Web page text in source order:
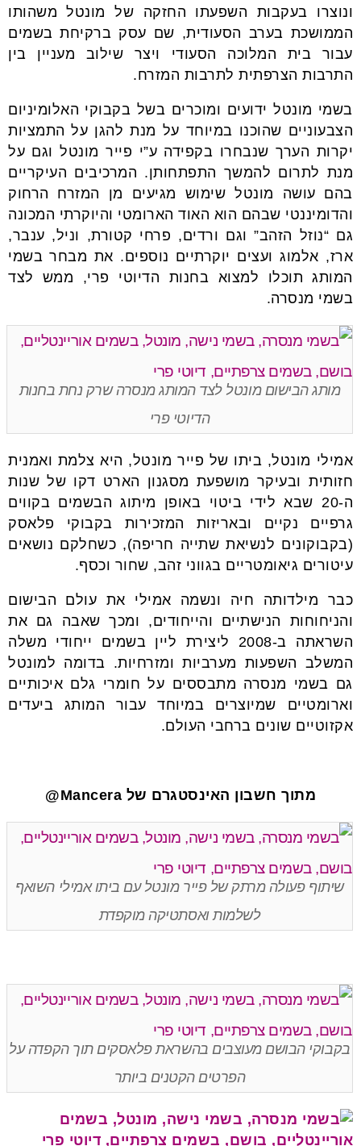
ונוצרו בעקבות השפעתו החזקה של מונטל משהותו
הממושכת בערב הסעודית, שם עסק ברקיחת בשמים
עבור בית המלוכה הסעודי ויצר שילוב מעניין בין
התרבות הצרפתית לתרבות המזרח.
בשמי מונטל ידועים ומוכרים בשל בקבוקי האלומיניום
הצבעוניים שהוכנו במיוחד על מנת להגן על התמציות
יקרות הערך שנבחרו בקפידה ע”י פייר מונטל וגם על
מנת לתרום להמשך התפתחותן. המרכיבים העיקריים
בהם עושה מונטל שימוש מגיעים מן המזרח הרחוק
והדומיננטי שבהם הוא האוד הארומטי והיוקרתי המכונה
גם “נוזל הזהב” וגם ורדים, פרחי קטורת, וניל, ענבר,
ארז, אלמוג ועצים יוקרתיים נוספים. את מבחר בשמי
המותג תוכלו למצוא בחנות הדיוטי פרי, ממש לצד
בשמי מנסרה.
מותג הבישום מונטל לצד המותג מנסרה שרק נחת בחנות
הדיוטי פרי
אמילי מונטל, ביתו של פייר מונטל, היא צלמת ואמנית
חזותית ובעיקר מושפעת מסגנון הארט דקו של שנות
ה-20 שבא לידי ביטוי באופן מיתוג הבשמים בקווים
גרפיים נקיים ובאריזות המזכירות בקבוקי פלאסק
(בקבוקונים לנשיאת שתייה חריפה), כשחלקם נושאים
עיטורים גיאומטריים בגווני זהב, שחור וכסף.
כבר מילדותה חיה ונשמה אמילי את עולם הבישום
והניחוחות הנישתיים והייחודים, ומכך שאבה גם את
השראתה ב-2008 ליצירת ליין בשמים ייחודי משלה
המשלב השפעות מערביות ומזרחיות. בדומה למונטל
גם בשמי מנסרה מתבססים על חומרי גלם איכותיים
וארומטיים שמיוצרים במיוחד עבור המותג ביעדים
אקזוטיים שונים ברחבי העולם.
מתוך חשבון האינסטגרם של Mancera@
שיתוף פעולה מרתק של פייר מונטל עם ביתו אמילי השואף
לשלמות ואסתטיקה מוקפדת
בקבוקי הבושם מעוצבים בהשראת פלאסקים תוך הקפדה על
הפרטים הקטנים ביותר